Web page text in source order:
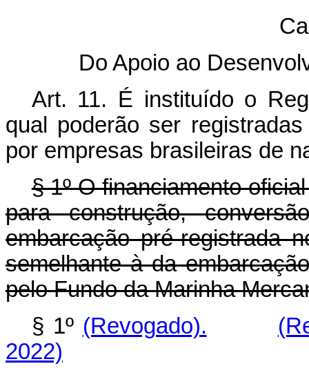
Do Apoio ao
Art. 11. É instituído o
qual poderão ser
por empresas brasileiras de
§ 1º O financiamento
para construção,
embarcação pré-registrada
semelhante à da
pelo Fundo da Marinha
§ 1º (Revogado).
2022)